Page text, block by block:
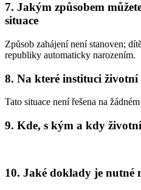
7. Jakým způsobem
situace
Způsob zahájení není stanoven;
republiky automaticky narozením.
8. Na které instituci životní
Tato situace není řešena na
9. Kde, s kým a kdy
10. Jaké doklady je nutné